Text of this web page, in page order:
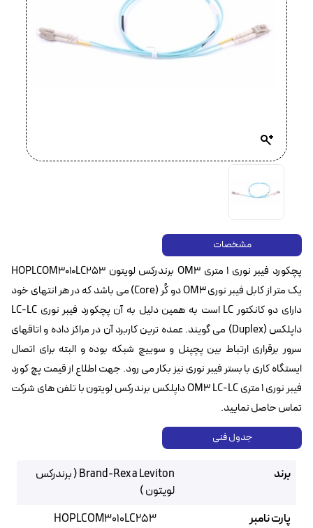
مشخصات
پچکورد فیبر نوری ۱ متری OM3 برندرکس لویتون HOPLCOM3010LC253
یک متر از کابل فیبر نوری OM3 دو کُر (Core) می باشد که در هر انتهای خود
دارای دو کانکتور LC است به همین دلیل به آن پچکورد فیبر نوری LC-LC
داپلکس (Duplex) می گویند. عمده ترین کاربرد آن در مراکز داده و اتاقهای
سرور برقراری ارتباط بین پچپنل و سوییچ شبکه بوده و البته برای اتصال
ایستگاه کاری با بستر فیبر نوری نیز بکار می رود. جهت اطلاع از قیمت پچ کورد
فیبر نوری ۱ متری OM3 LC-LC داپلکس برندرکس لویتون با تلفن های شرکت
تماس حاصل نمایید.
جدول فنی
برند
Brand-Rex a Leviton ( برندرکس
لویتون )
پارت نامبر
HOPLCOM3010LC253